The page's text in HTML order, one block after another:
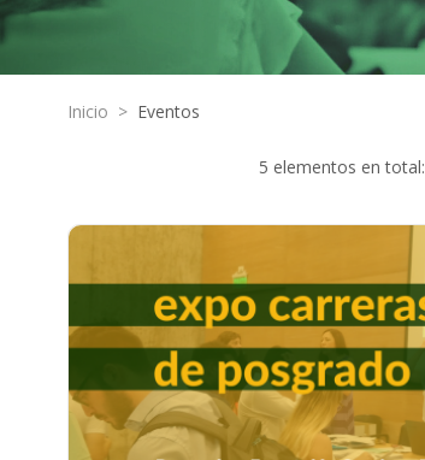
Inicio > Eventos
5 elementos en total: